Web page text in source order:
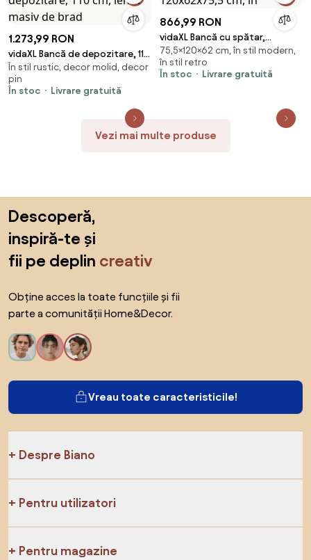
1.273,99 RON
vidaXL Bancă de depozitare, 110
cm, lemn masiv de brad
În stil rustic, decor molid, decor
pin
În stoc
Livrare gratuită
866,99 RON
vidaXL Bancă cu spătar,
120x62x75,5 cm, in
75,5×120×62 cm, în stil modern,
în stil retro
În stoc
Livrare gratuită
Vezi mai multe produse
Descoperă,
inspiră-te și
fii pe deplin creativ
Obține acces la toate funcțiile și fii
parte a comunității Home&Decor.
Vreau toate caracteristicile!
Despre Biano
Pentru utilizatori
Pentru magazine